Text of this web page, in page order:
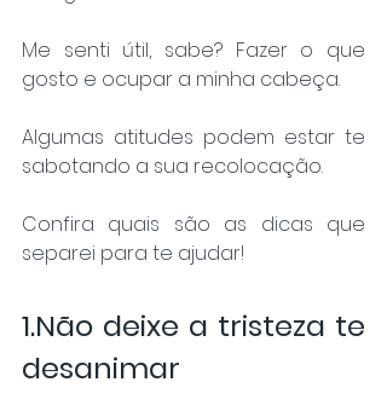
Me senti útil, sabe? Fazer o que
gosto e ocupar a minha cabeça.
Algumas atitudes podem estar te
sabotando a sua recolocação.
Confira quais são as dicas que
separei para te ajudar!
1.Não deixe a tristeza te
desanimar